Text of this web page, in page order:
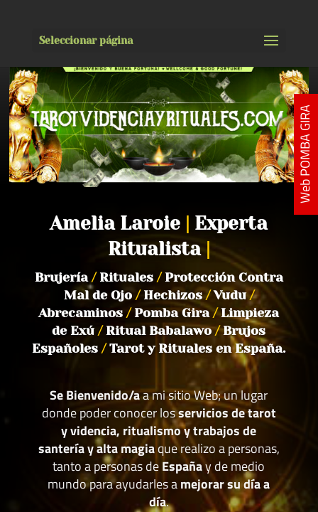
Seleccionar página
Amelia Laroie
Experta
Ritualista
Brujería /Rituales /Protección Contra
Mal de Ojo /Hechizos/Vudu/
Abrecaminos/Pomba Gira/Limpieza
de Exú/Ritual Babalawo/Brujos
Españoles/Tarot y Rituales en España.
Se Bienvenido/aa mi sitio Web; un lugar
donde poder conocer losservicios de tarot
y videncia, ritualismo y trabajos de
santería y alta magiaque realizo a personas,
tanto a personas deEspañay de medio
mundo para ayudarles amejorar su día a
día.
Web POMBA GIRA